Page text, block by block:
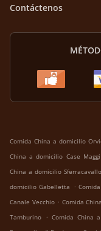
Contáctenos
Comida China a domicilio
China a domicilio Case Maggi
China a domicilio Sferracavallo
domicilio Gabelletta .
Canale Vecchio . Comida
Tamburino . Comida China